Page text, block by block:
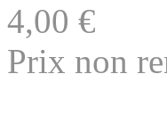
4,00 €
Prix non